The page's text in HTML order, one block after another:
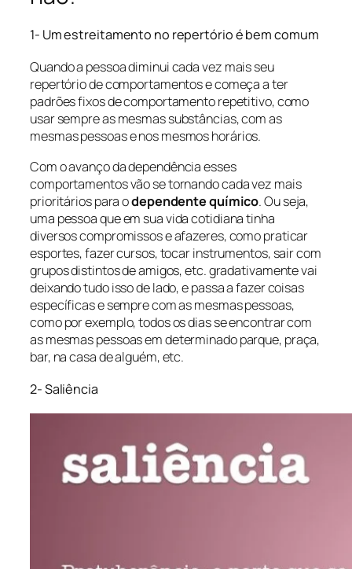
1- Um estreitamento no repertório é bem comum
Quando a pessoa diminui cada vez mais seu
repertório de comportamentos e começa a ter
padrões fixos de comportamento repetitivo, como
usar sempre as mesmas substâncias, com as
mesmas pessoas e nos mesmos horários.
Com o avanço da dependência esses
comportamentos vão se tornando cada vez mais
prioritários para odependente químico. Ou seja,
uma pessoa que em sua vida cotidiana tinha
diversos compromissos e afazeres, como praticar
esportes, fazer cursos, tocar instrumentos, sair com
grupos distintos de amigos, etc. gradativamente vai
deixando tudo isso de lado, e passa a fazer coisas
específicas e sempre com as mesmas pessoas,
como por exemplo, todos os dias se encontrar com
as mesmas pessoas em determinado parque, praça,
bar, na casa de alguém, etc.
2- Saliência